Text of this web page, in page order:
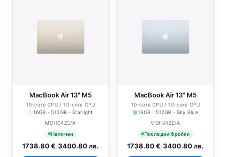
MacBook Air 13" M5
10-core CPU / 10-core GPU
16GB · 512GB · Starlight
MDHC4ZE/A
Наличен
1738.80 €/3400.80 лв.
MacBook Air 13" M5
10-core CPU / 10-core GPU
16GB · 512GB · Sky Blue
MDHJ4ZE/A
Последни бройки
1738.80 €/3400.80 лв.